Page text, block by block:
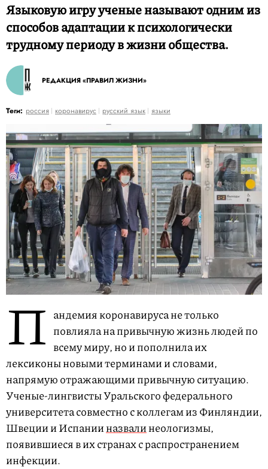
Языковую игру ученые называют одним из
способов адаптации к психологически
трудному периоду в жизни общества.
РЕДАКЦИЯ «ПРАВИЛ ЖИЗНИ»
Теги: россия коронавирус русский язык языки
П андемия коронавируса не только
повлияла на привычную жизнь людей по
всему миру, но и пополнила их
лексиконы новыми терминами и словами,
напрямую отражающими привычную ситуацию.
Ученые-лингвисты Уральского федерального
университета совместно с коллегам из Финляндии,
Швеции и Испанииназвалинеологизмы,
появившиеся в их странах с распространением
инфекции.